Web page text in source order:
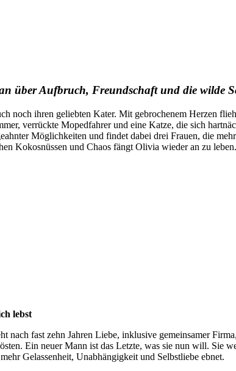
über Aufbruch, Freundschaft und die wilde
noch ihren geliebten Kater. Mit gebrochenem Herzen
verrückte Mopedfahrer und eine Katze, die sich
Möglichkeiten und findet dabei drei Frauen, die
Kokosnüssen und Chaos fängt Olivia wieder an zu
lebst
nach fast zehn Jahren Liebe, inklusive gemeinsamer
Ein neuer Mann ist das Letzte, was sie nun will.
Gelassenheit, Unabhängigkeit und Selbstliebe ebnet.